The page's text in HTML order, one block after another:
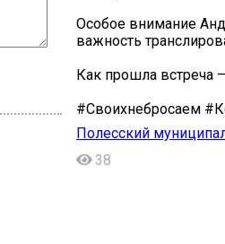
Особое внимание
важность
Как прошла встреча
#Своихнебросаем
Полесский
38